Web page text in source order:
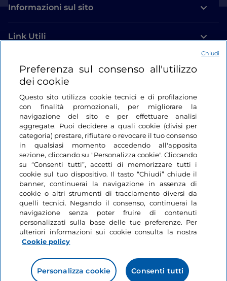
Informazioni sul sito
Link Utili
Login
Restiamo in contatto
Preferenza sul consenso all'utilizzo
dei cookie
Questo sito utilizza cookie tecnici e di profilazione
con finalità promozionali, per migliorare la
navigazione del sito e per effettuare analisi
aggregate. Puoi decidere a quali cookie (divisi per
categoria) prestare, rifiutare o revocare il tuo consenso
in qualsiasi momento accedendo all'apposita
sezione, cliccando su "Personalizza cookie". Cliccando
su “Consenti tutti”, accetti di memorizzare tutti i
cookie sul tuo dispositivo. Il tasto “Chiudi” chiude il
banner, continuerai la navigazione in assenza di
cookie o altri strumenti di tracciamento diversi da
quelli tecnici. Negando il consenso, continuerai la
navigazione senza poter fruire di contenuti
personalizzati sulla base delle tue preferenze. Per
ulteriori informazioni sui cookie consulta la nostra
Cookie policy
Personalizza cookie Consenti tutti
Chiudi